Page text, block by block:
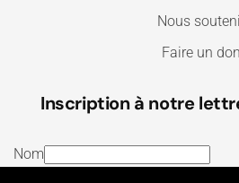
Nous
Faire un don
Inscription à notre
Nom